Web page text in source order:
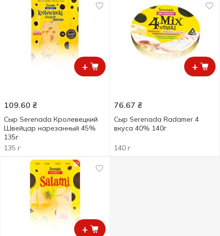
+
109.60 ₴
Сыр Serenada Кролевецкий
Швейцар нарезанный 45%
135г
135 г
+
76.67 ₴
Сыр Serenada Radamer 4
вкуса 40% 140г
140 г
+